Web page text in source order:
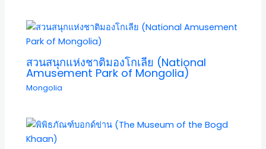
สวนสนุกแห่งชาติมองโกเลีย (National
Amusement Park of Mongolia)
Mongolia